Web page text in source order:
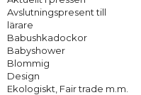
Avslutningspresent till
lärare
Babushkadockor
Babyshower
Blommig
Design
Ekologiskt, Fair trade m.m.